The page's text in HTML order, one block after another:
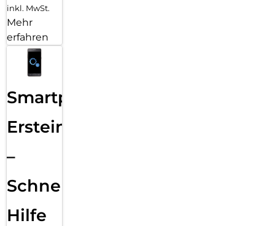
inkl. MwSt.
Mehr
erfahren
Smartphone
Ersteinrichtung
–
Schnelle
Hilfe